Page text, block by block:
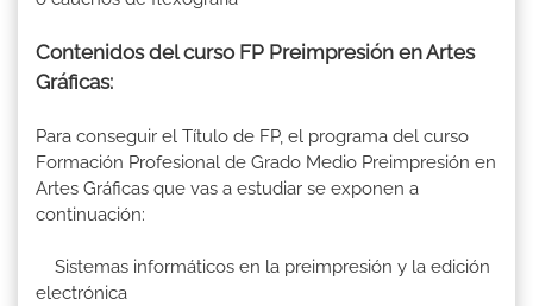
Contenidos del curso FP Preimpresión en Artes
Gráficas:
Para conseguir el Título de FP, el programa del curso
Formación Profesional de Grado Medio Preimpresión en
Artes Gráficas que vas a estudiar se exponen a
continuación:
Sistemas informáticos en la preimpresión y la edición
electrónica